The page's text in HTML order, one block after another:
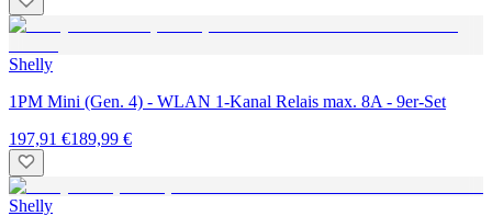
Shelly
1PM Mini (Gen. 4) - WLAN 1-Kanal Relais max. 8A - 9er-Set
197,91 €189,99 €
Shelly